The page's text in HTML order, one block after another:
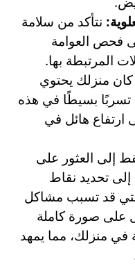
نتأكد من سلامة
فحص العوامة
المرتبطة بها.
كان منزلك يحتوي
بسيطًا في هذه
ارتفاع هائل في
إلى العثور على
تحديد نقاط
قد تسبب مشاكل
على صورة كاملة
في منزلك، مما يمهد